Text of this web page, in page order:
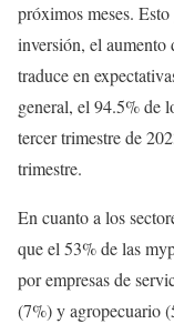
próximos meses.
inversión, el
traduce en
general, el 94.5% de
tercer trimestre de
trimestre.
En cuanto a los
que el 53% de las
por empresas de
(7%) y agropecuario